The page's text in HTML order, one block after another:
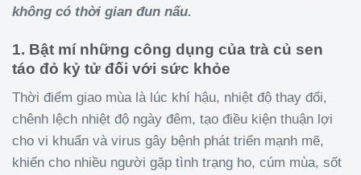
không có thời gian đun nấu.
1. Bật mí những công dụng của trà củ sen
táo đỏ kỷ tử đối với sức khỏe
Thời điểm giao mùa là lúc khí hậu, nhiệt độ thay đổi,
chênh lệch nhiệt độ ngày đêm, tạo điều kiện thuận lợi
cho vi khuẩn và virus gây bệnh phát triển mạnh mẽ,
khiến cho nhiều người gặp tình trạng ho, cúm mùa, sốt